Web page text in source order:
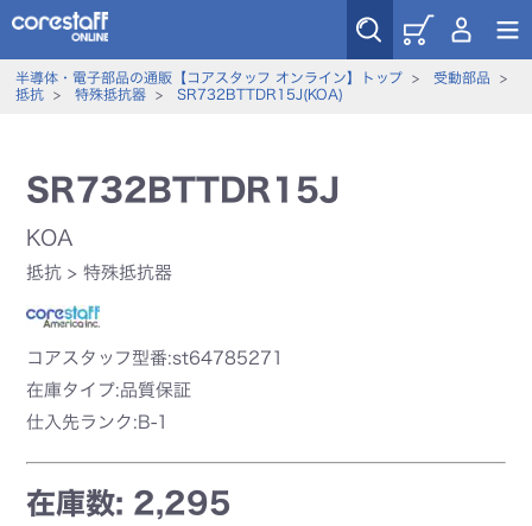
半導体・電子部品の通販【コアスタッフ オンライン】トップ> 受動部品 >
抵抗> 特殊抵抗器> SR732BTTDR15J(KOA)
SR732BTTDR15J
KOA
抵抗 >特殊抵抗器
コアスタッフ型番:st64785271
在庫タイプ:品質保証
仕入先ランク:B-1
在庫数: 2,295